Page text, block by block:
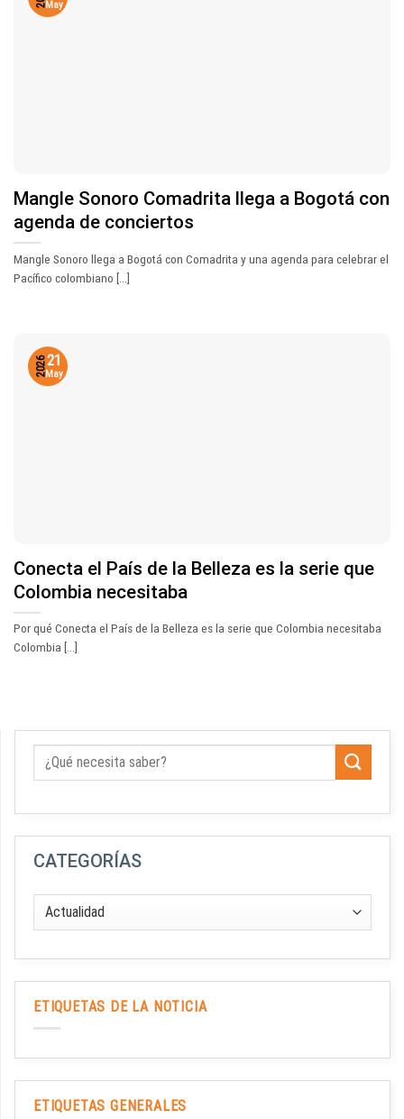
Mangle Sonoro Comadrita llega a Bogotá con
agenda de conciertos
Mangle Sonoro llega a Bogotá con Comadrita y una agenda para celebrar el
Pacífico colombiano [...]
May
Conecta el País de la Belleza es la serie que
Colombia necesitaba
Por qué Conecta el País de la Belleza es la serie que Colombia necesitaba
Colombia [...]
21
May
2026
CATEGORÍAS
ETIQUETAS DE LA NOTICIA
ETIQUETAS GENERALES